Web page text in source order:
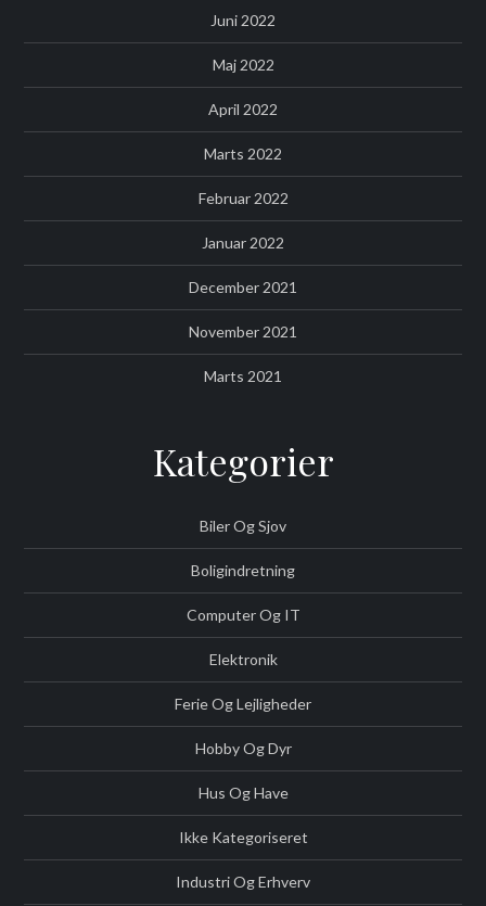
Juni 2022
Maj 2022
April 2022
Marts 2022
Februar 2022
Januar 2022
December 2021
November 2021
Marts 2021
Kategorier
Biler Og Sjov
Boligindretning
Computer Og IT
Elektronik
Ferie Og Lejligheder
Hobby Og Dyr
Hus Og Have
Ikke Kategoriseret
Industri Og Erhverv